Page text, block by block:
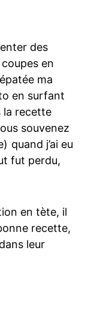
des
en
ma
en surfant
la recette
souvenez
quand j’ai eu
fut perdu,
en tète, il
recette,
leur